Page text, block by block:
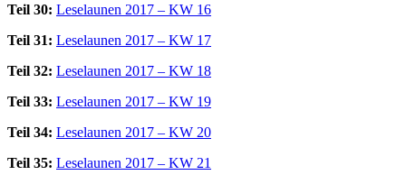
Teil 30: Leselaunen 2017 – KW 16
Teil 31: Leselaunen 2017 – KW 17
Teil 32: Leselaunen 2017 – KW 18
Teil 33: Leselaunen 2017 – KW 19
Teil 34: Leselaunen 2017 – KW 20
Teil 35: Leselaunen 2017 – KW 21